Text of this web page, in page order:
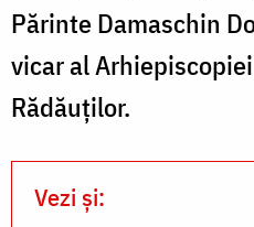
Părinte Damaschin
vicar al
Rădăuților.
Vezi și: